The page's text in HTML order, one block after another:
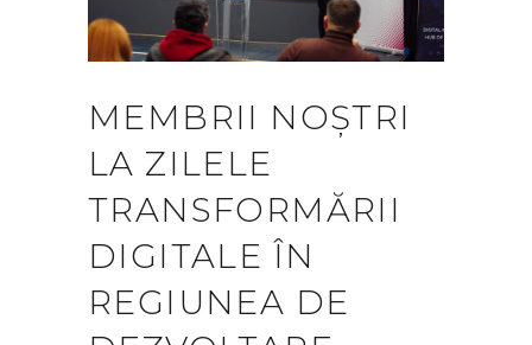
MEMBRII NOȘTRI
LA ZILELE
TRANSFORMĂRII
DIGITALE ÎN
REGIUNEA DE